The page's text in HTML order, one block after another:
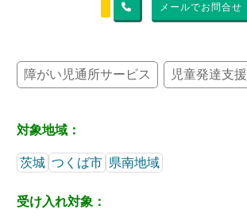
メールでお問合せ
障がい児通所サービス 児童発達支援
対象地域：
茨城 つくば市 県南地域
受け入れ対象：